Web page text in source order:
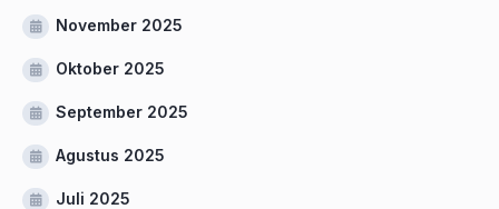
November 2025
Oktober 2025
September 2025
Agustus 2025
Juli 2025